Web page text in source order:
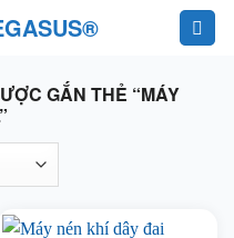
GẮN THẺ “MÁY